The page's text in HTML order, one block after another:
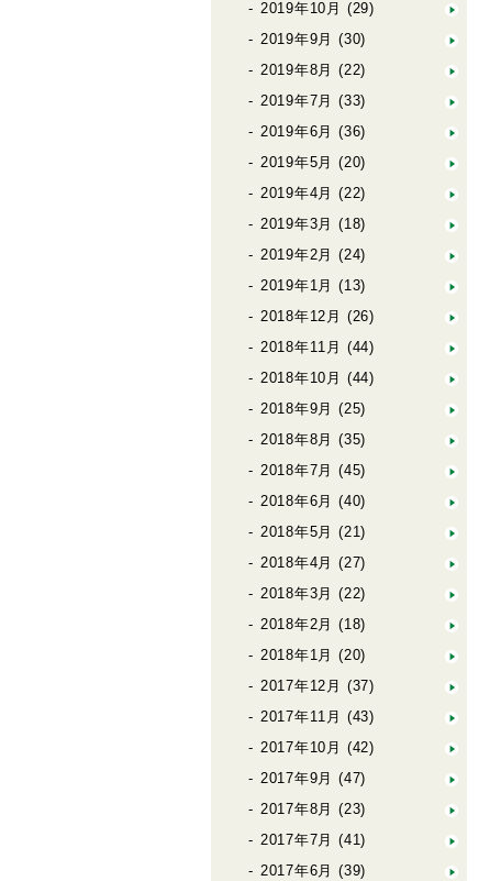
2019年10月 (29)
2019年9月 (30)
2019年8月 (22)
2019年7月 (33)
2019年6月 (36)
2019年5月 (20)
2019年4月 (22)
2019年3月 (18)
2019年2月 (24)
2019年1月 (13)
2018年12月 (26)
2018年11月 (44)
2018年10月 (44)
2018年9月 (25)
2018年8月 (35)
2018年7月 (45)
2018年6月 (40)
2018年5月 (21)
2018年4月 (27)
2018年3月 (22)
2018年2月 (18)
2018年1月 (20)
2017年12月 (37)
2017年11月 (43)
2017年10月 (42)
2017年9月 (47)
2017年8月 (23)
2017年7月 (41)
2017年6月 (39)